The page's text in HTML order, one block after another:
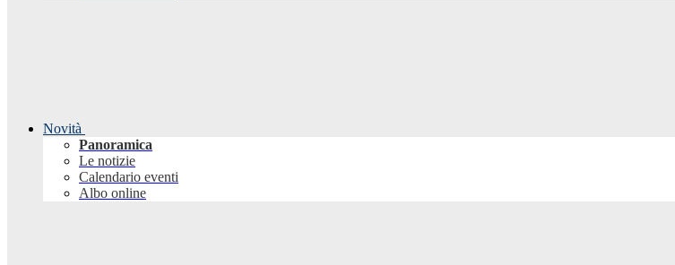
Novità
Panoramica
Le notizie
Calendario eventi
Albo online